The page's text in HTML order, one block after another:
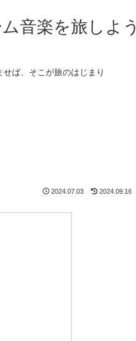
音楽を旅しよう
せば、そこが旅のはじまり
2024.07.03 2024.09.16